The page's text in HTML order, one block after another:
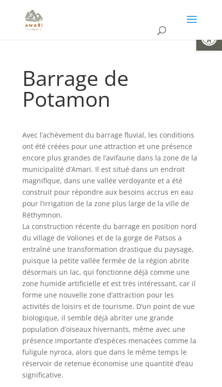
Barrage de
Potamon
Avec l’achèvement du barrage fluvial, les conditions
ont été créées pour une attraction et une présence
encore plus grandes de l’avifaune dans la zone de la
municipalité d’Amari. Il est situé dans un endroit
magnifique, dans une vallée verdoyante et a été
construit pour répondre aux besoins accrus en eau
pour l’irrigation de la zone plus large de la ville de
Réthymnon.
La construction récente du barrage en position nord
du village de Voliones et de la gorge de Patsos a
entraîné une transformation drastique du paysage,
puisque la petite vallée fermée de la région abrite
désormais un lac, qui fonctionne déjà comme une
zone humide artificielle et est très intéressant, car il
forme une nouvelle zone d’attraction pour les
activités de loisirs et de tourisme. D’un point de vue
biologique, il semble déjà abriter une grande
population d’oiseaux hivernants, même avec une
présence importante d’espèces menacées comme la
fuligule nyroca, alors que dans le même temps le
réservoir de retenue économise une quantité d’eau
significative.